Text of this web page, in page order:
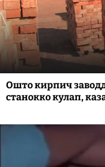
Ошто кирпич
станокко кулап,